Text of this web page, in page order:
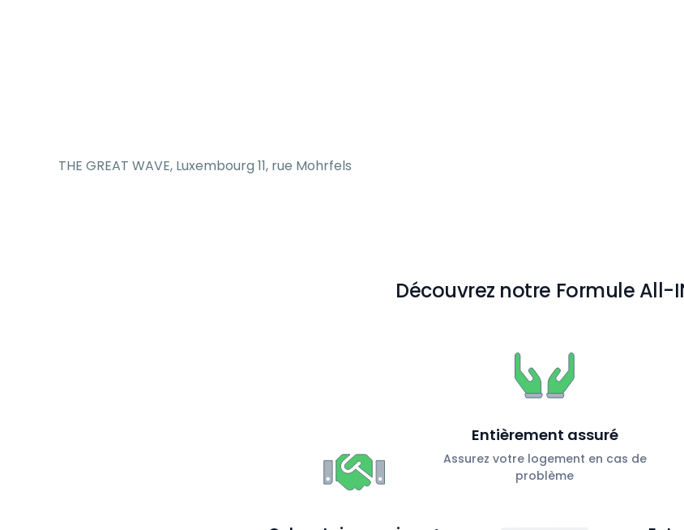
THE GREAT WAVE, Luxembourg 11, rue Mohrfels
Découvrez notre Formule All-
Entièrement assuré
Assurez votre logement en cas de
problème